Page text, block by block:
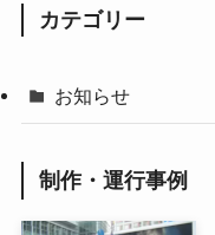
カテゴリー
お知らせ
制作・運行事例